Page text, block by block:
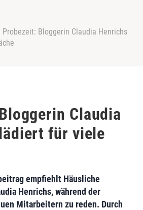
Probezeit: Bloggerin Claudia Henrichs
Claudia
für viele
empfiehlt Häusliche
Henrichs, während der
Mitarbeitern zu reden. Durch